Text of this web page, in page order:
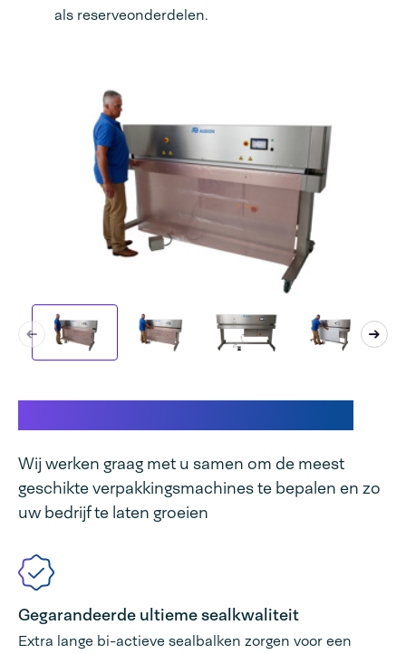
als reserveonderdelen.
Wij werken graag met u samen om de meest
geschikte verpakkingsmachines te bepalen en zo
uw bedrijf te laten groeien
Gegarandeerde ultieme sealkwaliteit
Extra lange bi-actieve sealbalken zorgen voor een